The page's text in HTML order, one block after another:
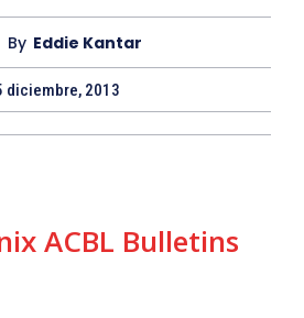
By Eddie Kantar
diciembre, 2013
ACBL Bulletins